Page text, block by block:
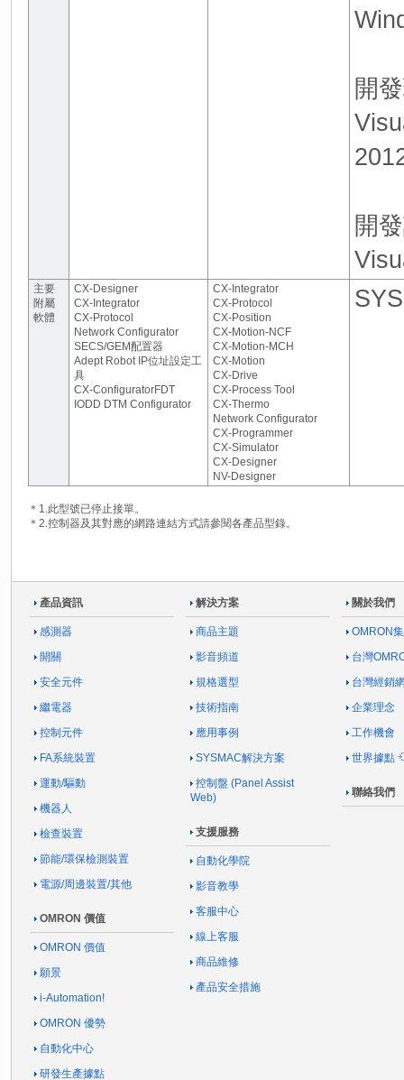
開
開
主要
附屬
軟體
CX-Designer
CX-Integrator
CX-Protocol
Network Configurator
SECS/GEM配置器
Adept Robot IP位址設定工
具
CX-ConfiguratorFDT
IODD DTM Configurator
CX-Integrator
CX-Protocol
CX-Position
CX-Motion-NCF
CX-Motion-MCH
CX-Motion
CX-Drive
CX-Process Tool
CX-Thermo
Network Configurator
CX-Programmer
CX-Simulator
CX-Designer
NV-Designer
＊1.此型號已停止接單。
＊2.控制器及其對應的網路連結方式請參閱各產品型錄。
產品資訊
感測器
開關
安全元件
繼電器
控制元件
FA系統裝置
運動/驅動
機器人
檢查裝置
節能/環保檢測裝置
電源/周邊裝置/其他
OMRON 價值
OMRON 價值
願景
i-Automation!
OMRON 優勢
自動化中心
研發生產據點
解決方案
商品主題
影音頻道
規格選型
技術指南
應用事例
SYSMAC解決方案
控制盤 (Panel Assist
Web)
支援服務
自動化學院
影音教學
客服中心
線上客服
商品維修
產品安全措施
關於我們
OMRON
台灣
台灣經銷
企業理念
工作機會
世界據點
聯絡我們